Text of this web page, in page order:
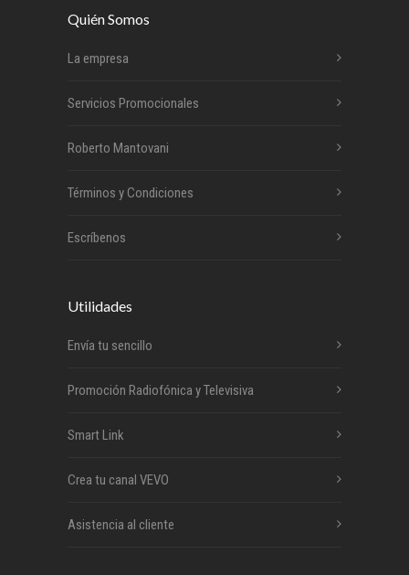
Quién Somos
La empresa
Servicios Promocionales
Roberto Mantovani
Términos y Condiciones
Escríbenos
Utilidades
Envía tu sencillo
Promoción Radiofónica y Televisiva
Smart Link
Crea tu canal VEVO
Asistencia al cliente